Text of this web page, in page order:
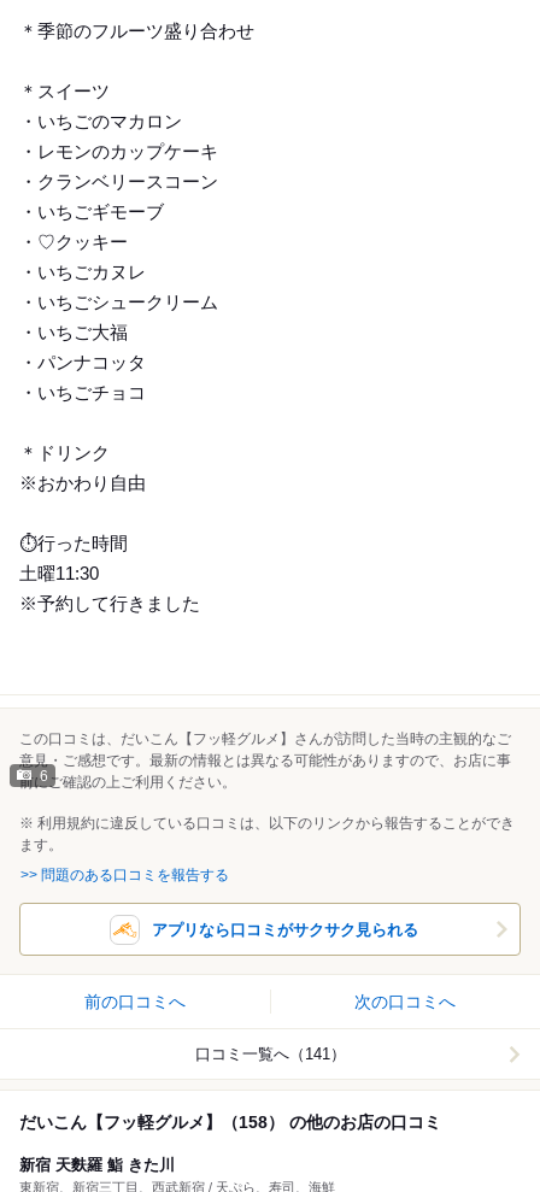
＊季節のフルーツ盛り合わせ
＊スイーツ
・いちごのマカロン
・レモンのカップケーキ
・クランベリースコーン
・いちごギモーブ
・♡クッキー
・いちごカヌレ
・いちごシュークリーム
・いちご大福
・パンナコッタ
・いちごチョコ
＊ドリンク
※おかわり自由
⏱行った時間
土曜11:30
※予約して行きました
6
この口コミは、だいこん【フッ軽グルメ】さんが訪問した当時の主観的なご
意見・ご感想です。最新の情報とは異なる可能性がありますので、お店に事
前にご確認の上ご利用ください。
※ 利用規約に違反している口コミは、以下のリンクから報告することができ
ます。
>> 問題のある口コミを報告する
アプリなら口コミがサクサク見られる
前の口コミへ 次の口コミへ
口コミ一覧へ（141）
だいこん【フッ軽グルメ】（158） の他のお店の口コミ
新宿 天麩羅 鮨 きた川
東新宿、新宿三丁目、西武新宿 / 天ぷら、寿司、海鮮